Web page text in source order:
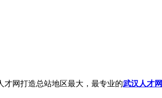
才网打造总站地区最大，最专业的武汉人才网